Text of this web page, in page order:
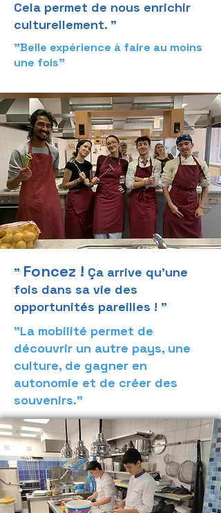
Cela permet de nous enrichir
culturellement. "
"Belle expérience à faire au moins
une fois"
" Foncez ! Ça arrive qu'une
fois dans sa vie des
opportunités pareilles ! "
"La mobilité permet de
découvrir un autre pays, une
culture, de gagner en
autonomie et de créer des
souvenirs."